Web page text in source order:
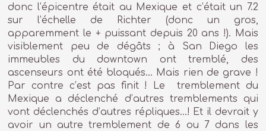
donc l’épicentre était au Mexique et c’était un 7.2
sur l’échelle de Richter (donc un gros,
apparemment le + puissant depuis 20 ans !). Mais
visiblement peu de dégâts ; à San Diego les
immeubles du downtown ont tremblé, des
ascenseurs ont été bloqués… Mais rien de grave !
Par contre c’est pas finit ! Le tremblement du
Mexique a déclenché d’autres tremblements qui
vont déclenchés d’autres répliques…! Et il devrait y
avoir un autre tremblement de 6 ou 7 dans les